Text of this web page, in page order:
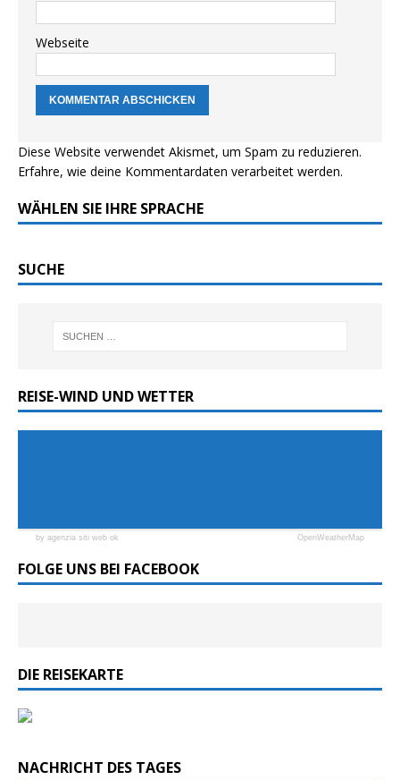
Webseite
Diese Website verwendet Akismet, um Spam zu reduzieren.
Erfahre, wie deine Kommentardaten verarbeitet werden.
WÄHLEN SIE IHRE SPRACHE
SUCHE
REISE-WIND UND WETTER
by agenzia siti web ok OpenWeatherMap
FOLGE UNS BEI FACEBOOK
DIE REISEKARTE
NACHRICHT DES TAGES